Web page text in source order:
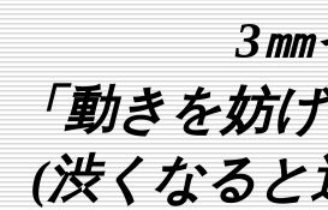
3
「動きを妨
(渋くなると